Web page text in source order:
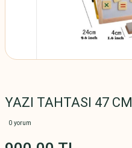
YAZI TAHTASI 47 CM
0 yorum